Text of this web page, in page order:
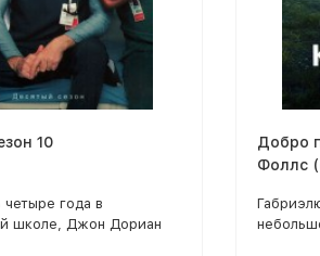
10
года в
школе, Джон Дориан
Добро
Фоллс